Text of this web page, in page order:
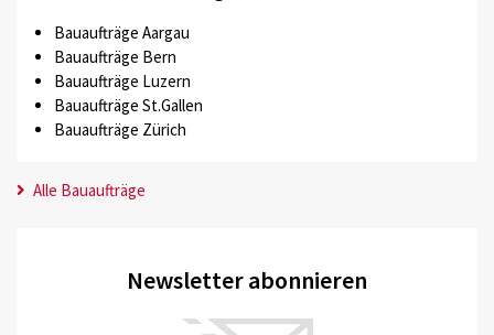
Bauaufträge Aargau
Bauaufträge Bern
Bauaufträge Luzern
Bauaufträge St.Gallen
Bauaufträge Zürich
Alle Bauaufträge
Newsletter abonnieren